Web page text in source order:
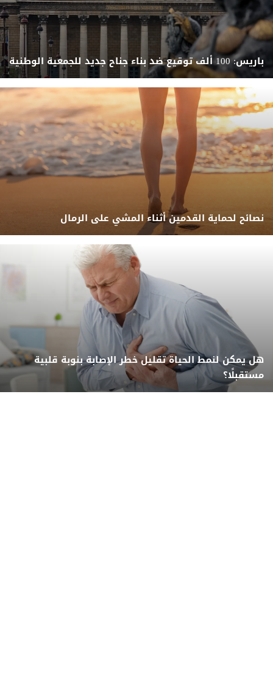
باريس: 100 ألف توقيع ضد بناء جناح جديد للجمعية الوطنية
نصائح لحماية القدمين أثناء المشي على الرمال
هل يمكن لنمط الحياة تقليل خطر الإصابة بنوبة قلبية
مستقبلًا؟